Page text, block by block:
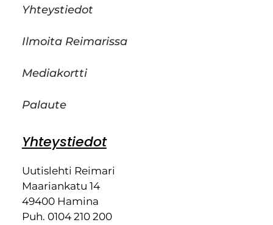
Yhteystiedot
Ilmoita Reimarissa
Mediakortti
Palaute
Yhteystiedot
Uutislehti Reimari
Maariankatu 14
49400 Hamina
Puh. 0104 210 200